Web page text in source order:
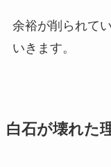
余裕が削られて
いきます。
白石が壊れた